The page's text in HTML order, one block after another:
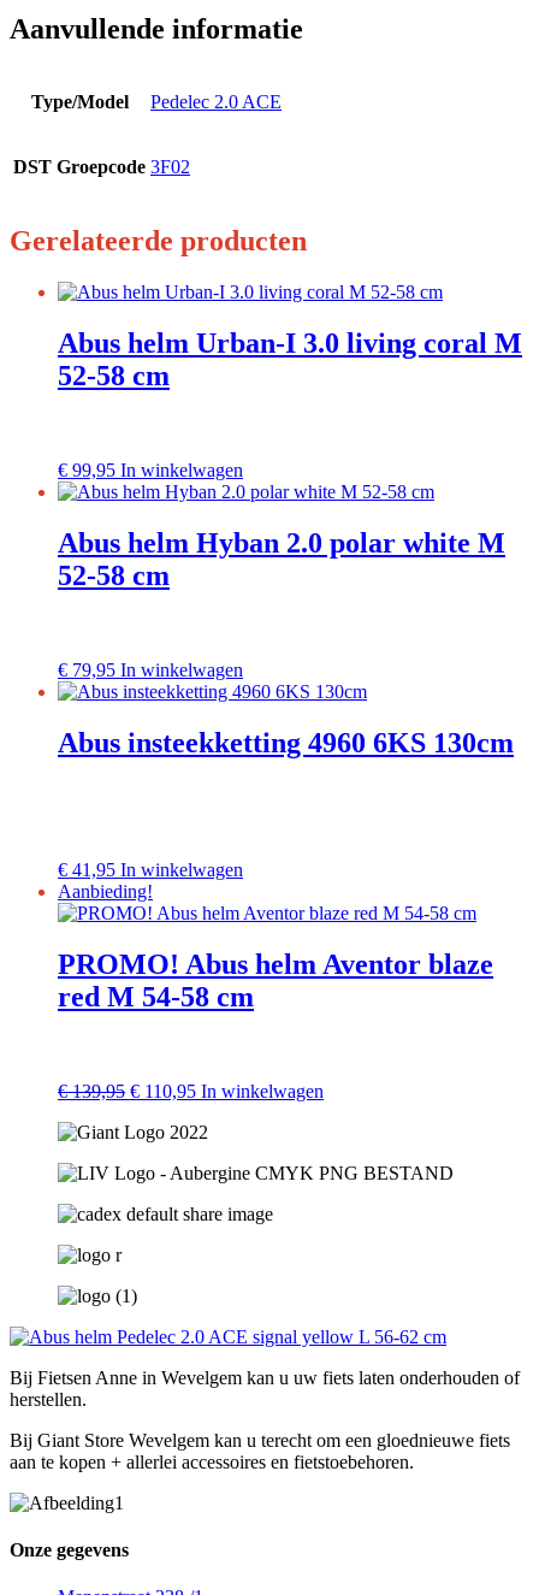
Aanvullende informatie
Type/Model Pedelec 2.0 ACE
DST Groepcode 3F02
Gerelateerde producten
Abus helm Urban-I 3.0 living coral M
52-58 cm
€ 99,95 In winkelwagen
product
meerdere
variaties.
op
de
productpagina
Abus helm Hyban 2.0 polar white M
52-58 cm
€ 79,95 In winkelwagen
product
meerdere
variaties.
op
de
productpagina
Abus insteekketting 4960 6KS 130cm
€ 41,95 In winkelwagen
heeft
variaties.
Deze
optie
op
de
Aanbieding!
PROMO! Abus helm Aventor blaze
red M 54-58 cm
€139,95 Oorspronkelijke
was:
€ 110,95Huidige
is:
In winkelwagen
variaties.
de
productpagina
Bij Fietsen Anne in Wevelgem kan u uw fiets laten onderhouden of
herstellen.
Bij Giant Store Wevelgem kan u terecht om een gloednieuwe fiets
aan te kopen + allerlei accessoires en fietstoebehoren.
Onze gegevens